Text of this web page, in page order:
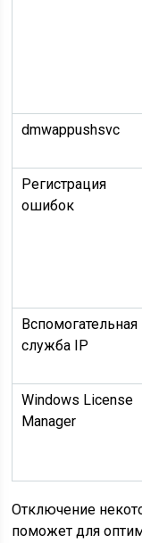
dmwappushsvc
Регистрация
ошибок
Вспомогательная
служба IP
Windows License
Manager
Отключение
поможет для